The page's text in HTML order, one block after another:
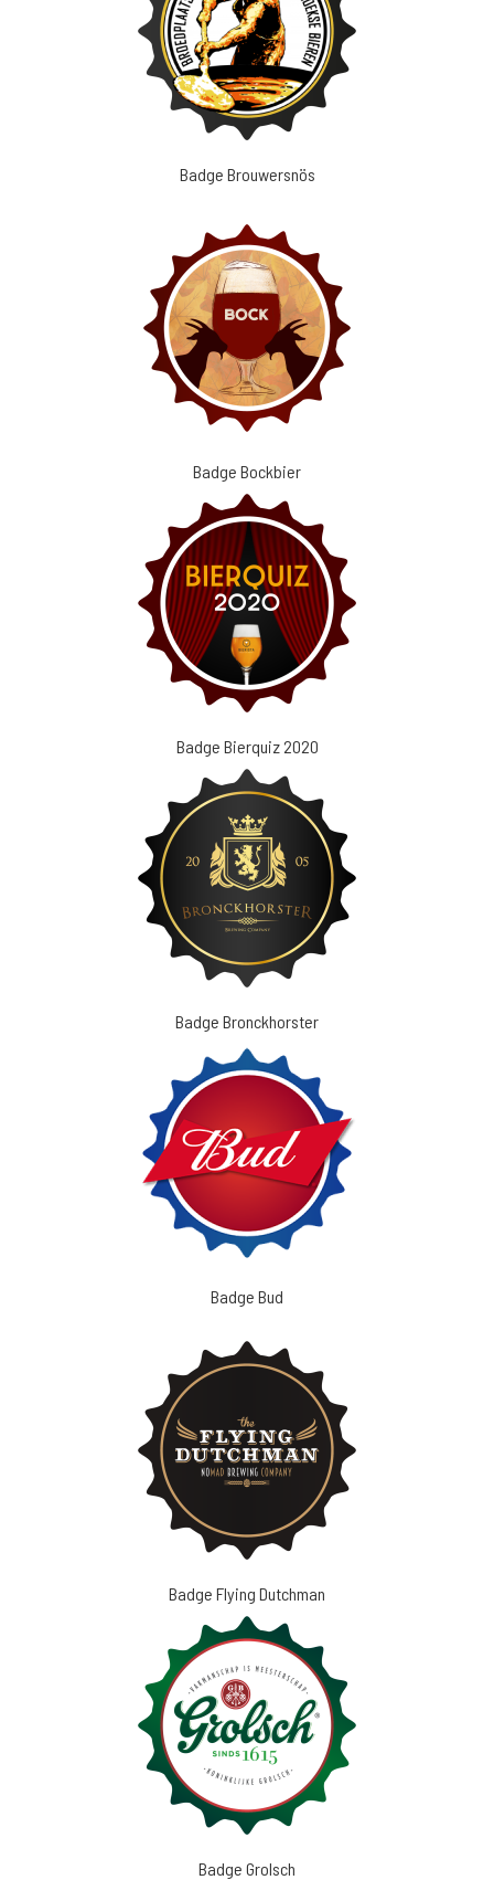
Badge Brouwersnös
Badge Bockbier
Badge Bierquiz 2020
Badge Bronckhorster
Badge Bud
Badge Flying Dutchman
Badge Grolsch